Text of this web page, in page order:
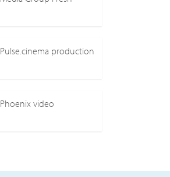
Pulse.cinema production
Phoenix video